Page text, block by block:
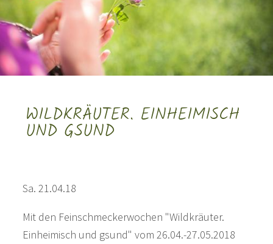
WILDKRÄUTER. EINHEIMISCH
UND GSUND
Sa. 21.04.18
Mit den Feinschmeckerwochen "Wildkräuter.
Einheimisch und gsund" vom 26.04.-27.05.2018